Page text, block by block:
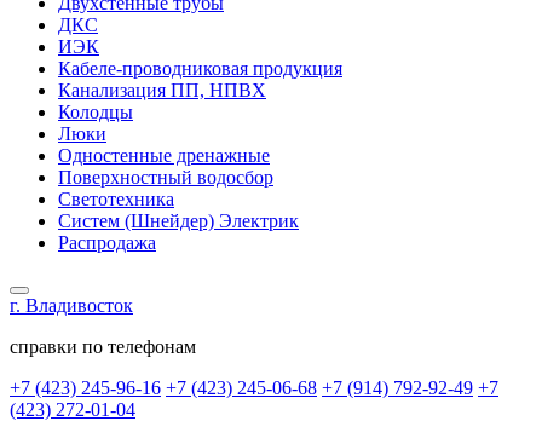
ДКС
ИЭК
Кабеле-проводниковая продукция
Канализация ПП, НПВХ
Колодцы
Люки
Одностенные дренажные
Поверхностный водосбор
Светотехника
Систем (Шнейдер) Электрик
Распродажа
г. Владивосток
справки по телефонам
+7 (423) 245-96-16 +7 (423) 245-06-68 +7 (914) 792-92-49 +7
(423) 272-01-04